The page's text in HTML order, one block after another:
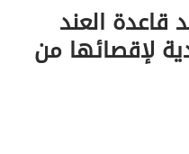
قاعدة العند
لإقصائها من